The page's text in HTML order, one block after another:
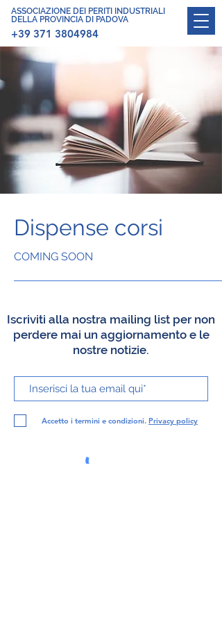
ASSOCIAZIONE DEI PERITI INDUSTRIALI
DELLA PROVINCIA DI PADOVA
+39 371 3804984
Dispense corsi
COMING SOON
Iscriviti alla nostra mailing list per non
perdere mai un aggiornamento e le
nostre notizie.
Accetto i termini e condizioni. Privacy policy